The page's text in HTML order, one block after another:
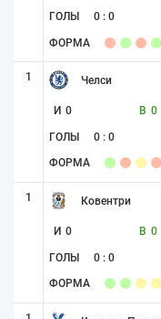
ГОЛЫ 0 : 0
ФОРМА
1 Челси
И 0 В 0
ГОЛЫ 0 : 0
ФОРМА
1 Ковентри
И 0 В 0
ГОЛЫ 0 : 0
ФОРМА